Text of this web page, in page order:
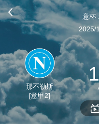
意杯
2025/
那不勒斯
[意甲2]